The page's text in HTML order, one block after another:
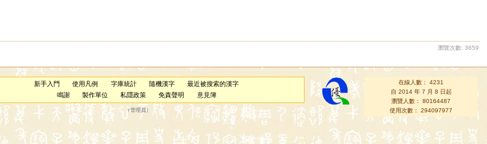
瀏覽次數: 3659
新手入門 使用凡例 字庫統計 隨機漢字
最近被搜索的漢字
鳴謝
製作單位 私隱政策 免責聲明 意見簿
（管理員）
在線人數： 4231
自 2014 年 7 月 8 日起
瀏覽人數： 80164487
使用次數： 294097977